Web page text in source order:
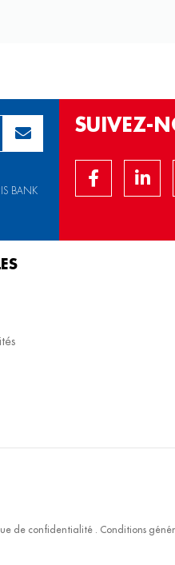
BANK
SUIVEZ-
de confidentialité. Conditions